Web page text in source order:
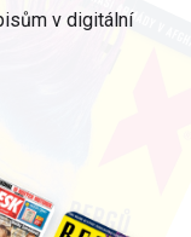
v digitální